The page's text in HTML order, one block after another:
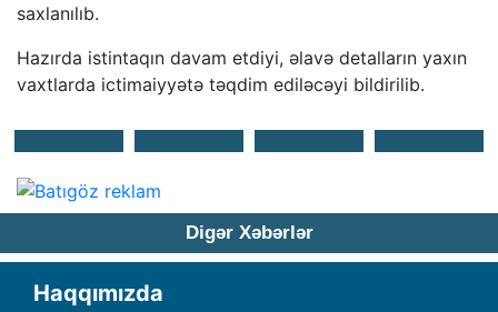
saxlanılıb.
Hazırda istintaqın davam etdiyi, əlavə detalların yaxın
vaxtlarda ictimaiyyətə təqdim ediləcəyi bildirilib.
Digər Xəbərlər
Haqqımızda